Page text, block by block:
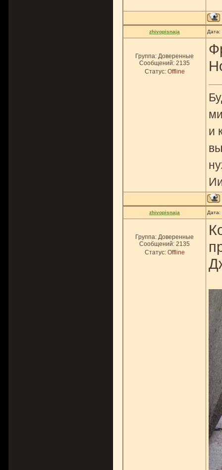
zhivopisnaja Дата:
Группа: Доверенные
Сообщений: 2135
Статус: Offline
и
zhivopisnaja
Группа: Доверенные
Сообщений: 2135
Статус: Offline